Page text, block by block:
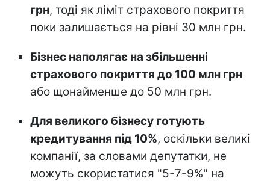
грн, тоді як ліміт страхового покриття
поки залишається на рівні 30 млн грн.
Бізнес наполягає на збільшенні
страхового покриття до 100 млн грн
або щонайменше до 50 млн грн.
Для великого бізнесу готують
кредитування під 10%, оскільки великі
компанії, за словами депутатки, не
можуть скористатися "5-7-9%" на